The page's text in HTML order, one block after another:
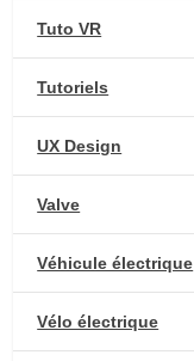
Tuto VR
Tutoriels
UX Design
Valve
Véhicule électrique
Vélo électrique